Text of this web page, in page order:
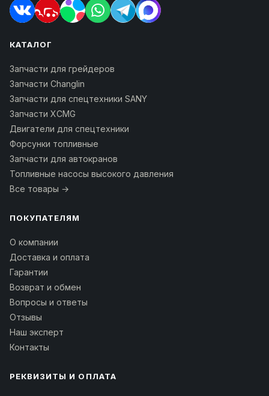
КАТАЛОГ
Запчасти для грейдеров
Запчасти Changlin
Запчасти для спецтехники SANY
Запчасти XCMG
Двигатели для спецтехники
Форсунки топливные
Запчасти для автокранов
Топливные насосы высокого давления
Все товары →
ПОКУПАТЕЛЯМ
О компании
Доставка и оплата
Гарантии
Возврат и обмен
Вопросы и ответы
Отзывы
Наш эксперт
Контакты
РЕКВИЗИТЫ И ОПЛАТА